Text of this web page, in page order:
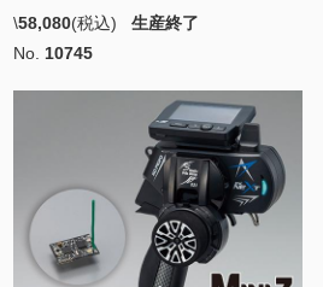
\58,080(税込) 生産終了
No. 10745